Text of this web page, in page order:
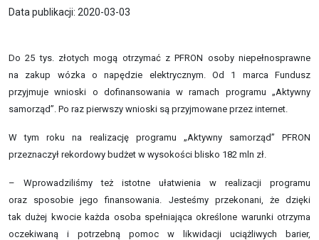
Data publikacji: 2020-03-03
Do 25 tys. złotych mogą otrzymać z PFRON osoby niepełnosprawne
na zakup wózka o napędzie elektrycznym. Od 1 marca Fundusz
przyjmuje wnioski o dofinansowania w ramach programu „Aktywny
samorząd”. Po raz pierwszy wnioski są przyjmowane przez internet.
W tym roku na realizację programu „Aktywny samorząd” PFRON
przeznaczył rekordowy budżet w wysokości blisko 182 mln zł.
– Wprowadziliśmy też istotne ułatwienia w realizacji programu
oraz sposobie jego finansowania. Jesteśmy przekonani, że dzięki
tak dużej kwocie każda osoba spełniająca określone warunki otrzyma
oczekiwaną i potrzebną pomoc w likwidacji uciążliwych barier,